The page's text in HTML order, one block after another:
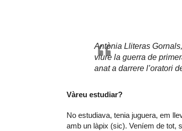
Antònia Lliteras
viure la guerra de
anat a darrere l’oratori
Vàreu estudiar?
No estudiava, tenia juguera, em
amb un làpix (sic). Veníem de tot,